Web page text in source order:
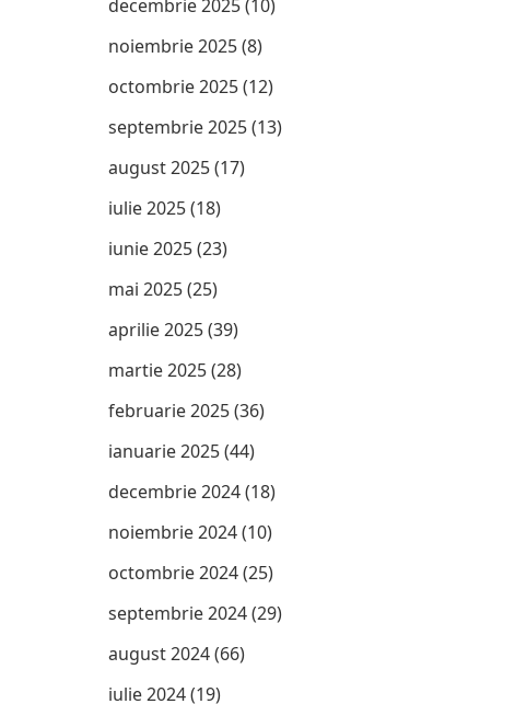
decembrie 2025(10)
noiembrie 2025(8)
octombrie 2025(12)
septembrie 2025(13)
august 2025(17)
iulie 2025(18)
iunie 2025(23)
mai 2025(25)
aprilie 2025(39)
martie 2025(28)
februarie 2025(36)
ianuarie 2025(44)
decembrie 2024(18)
noiembrie 2024(10)
octombrie 2024(25)
septembrie 2024(29)
august 2024(66)
iulie 2024(19)